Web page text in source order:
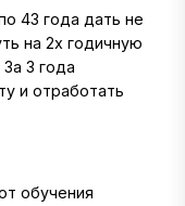
43 года дать не
на 2х годичную
3 года
и отработать
обучения